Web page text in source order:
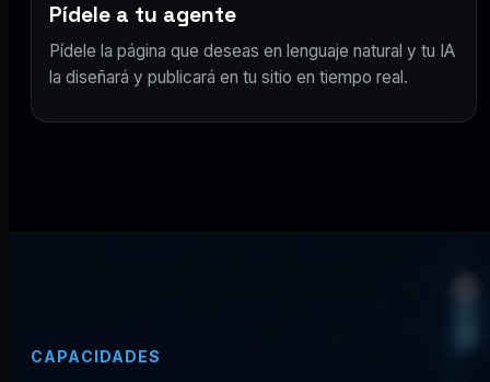
Pídele a tu agente
Pídele la página que deseas en lenguaje natural y tu IA
la diseñará y publicará en tu sitio en tiempo real.
CAPACIDADES